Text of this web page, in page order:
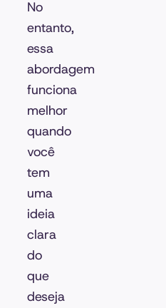
No
entanto,
essa
abordagem
funciona
melhor
quando
você
tem
uma
ideia
clara
do
que
deseja